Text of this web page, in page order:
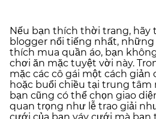
Nếu bạn thích thời trang, hãy
blogger nổi tiếng nhất,
thích mua quần áo, bạn
chơi ăn mặc tuyệt vời này.
mặc các cô gái một cách giản
hoặc buổi chiều tại trung tâm
bạn cũng có thể chọn giao
quan trọng như lễ trao giải